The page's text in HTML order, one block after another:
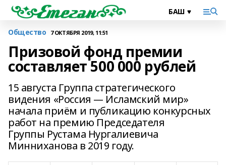
Общество 7 ОКТЯБРЯ 2019, 11:51
Призовой фонд премии
составляет 500 000 рублей
15 августа Группа стратегического
видения «Россия — Исламский мир»
начала приём и публикацию конкурсных
работ на премию Председателя
Группы Рустама Нургалиевича
Минниханова в 2019 году.